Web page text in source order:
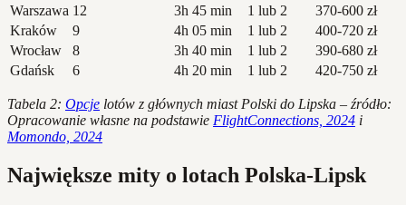
Warszawa 12 3h 45 min 1 lub 2
370-600 zł
Kraków
9 4h 05 min 1 lub 2
400-720 zł
Wrocław
8 3h 40 min 1 lub 2
390-680 zł
Gdańsk
6 4h 20 min 1 lub 2 420-750 zł
Tabela 2: Opcje lotów z głównych miast Polski do Lipska – źródło:
Opracowanie własne na podstawie FlightConnections, 2024 i
Momondo, 2024
Największe mity o lotach Polska-Lipsk